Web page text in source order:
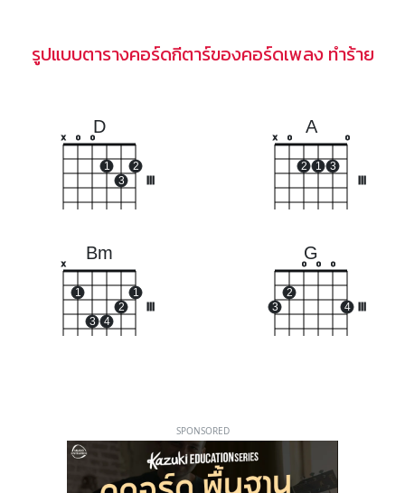
รูปแบบตารางคอร์ดกีตาร์ของคอร์ดเพลง ทำร้าย
D
x o o
1
3
2
A
x o
2 1 3
o
Bm
x
1
3 4
2
1
G
3
2
o o o
4
SPONSORED